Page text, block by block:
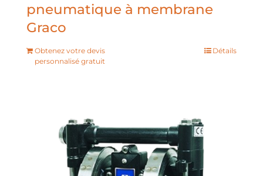
pneumatique à membrane
Graco
Obtenez votre devis
personnalisé gratuit
Détails